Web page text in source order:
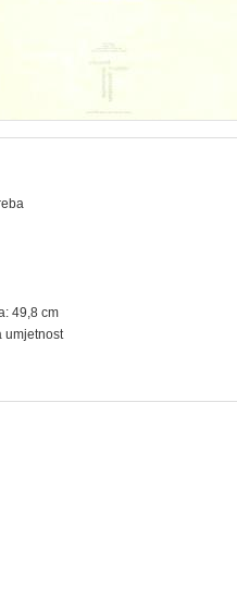
49,8 cm
umjetnost